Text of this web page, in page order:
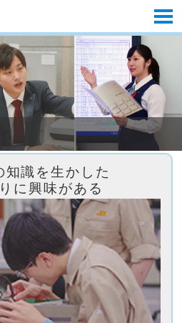
知識を生かした
に興味がある